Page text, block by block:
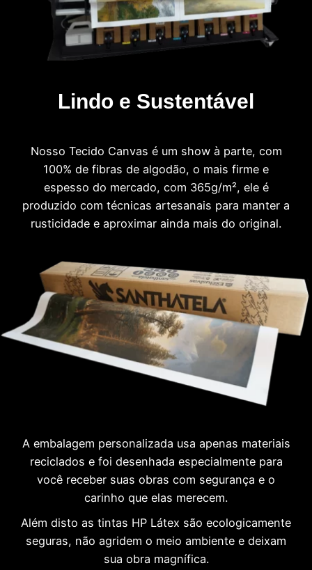
Lindo e Sustentável
Nosso Tecido Canvas é um show à parte, com
100% de fibras de algodão, o mais firme e
espesso do mercado, com 365g/m², ele é
produzido com técnicas artesanais para manter a
rusticidade e aproximar ainda mais do original.
A embalagem personalizada usa apenas materiais
reciclados e foi desenhada especialmente para
você receber suas obras com segurança e o
carinho que elas merecem.
Além disto as tintas HP Látex são ecologicamente
seguras, não agridem o meio ambiente e deixam
sua obra magnífica.